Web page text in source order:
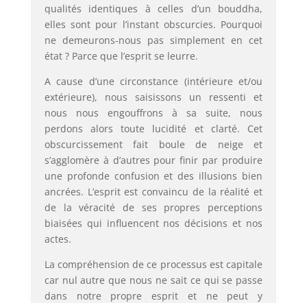
qualités identiques à celles d’un bouddha,
elles sont pour l’instant obscurcies. Pourquoi
ne demeurons-nous pas simplement en cet
état ? Parce que l’esprit se leurre.
A cause d’une circonstance (intérieure et/ou
extérieure), nous saisissons un ressenti et
nous nous engouffrons à sa suite, nous
perdons alors toute lucidité et clarté. Cet
obscurcissement fait boule de neige et
s’agglomère à d’autres pour finir par produire
une profonde confusion et des illusions bien
ancrées. L’esprit est convaincu de la réalité et
de la véracité de ses propres perceptions
biaisées qui influencent nos décisions et nos
actes.
La compréhension de ce processus est capitale
car nul autre que nous ne sait ce qui se passe
dans notre propre esprit et ne peut y